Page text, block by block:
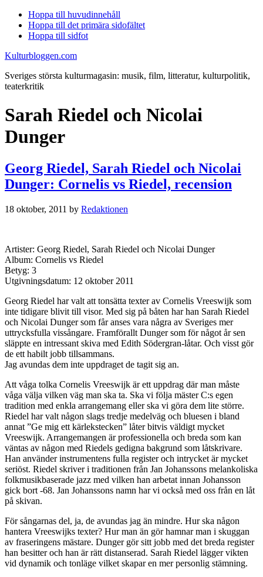
Hoppa till huvudinnehåll
Hoppa till det primära sidofältet
Hoppa till sidfot
Kulturbloggen.com
Sveriges största kulturmagasin: musik, film, litteratur, kulturpolitik,
teaterkritik
Sarah Riedel och Nicolai
Dunger
Georg Riedel, Sarah Riedel och Nicolai
Dunger: Cornelis vs Riedel, recension
18 oktober, 2011 by Redaktionen
Artister: Georg Riedel, Sarah Riedel och Nicolai Dunger
Album: Cornelis vs Riedel
Betyg: 3
Utgivningsdatum: 12 oktober 2011
Georg Riedel har valt att tonsätta texter av Cornelis Vreeswijk som
inte tidigare blivit till visor. Med sig på båten har han Sarah Riedel
och Nicolai Dunger som får anses vara några av Sveriges mer
uttrycksfulla vissångare. Framförallt Dunger som för något år sen
släppte en intressant skiva med Edith Södergran-låtar. Och visst gör
de ett habilt jobb tillsammans.
Jag avundas dem inte uppdraget de tagit sig an.
Att våga tolka Cornelis Vreeswijk är ett uppdrag där man måste
våga välja vilken väg man ska ta. Ska vi följa mäster C:s egen
tradition med enkla arrangemang eller ska vi göra dem lite större.
Riedel har valt någon slags tredje medelväg och bluesen i bland
annat ”Ge mig ett kärlekstecken” låter bitvis väldigt mycket
Vreeswijk. Arrangemangen är professionella och breda som kan
väntas av någon med Riedels gedigna bakgrund som låtskrivare.
Han använder instrumentens fulla register och intrycket är mycket
seriöst. Riedel skriver i traditionen från Jan Johanssons melankoliska
folkmusikbaserade jazz med vilken han arbetat innan Johansson
gick bort -68. Jan Johanssons namn har vi också med oss från en låt
på skivan.
För sångarnas del, ja, de avundas jag än mindre. Hur ska någon
hantera Vreeswijks texter? Hur man än gör hamnar man i skuggan
av fraseringens mästare. Dunger gör sitt jobb med det breda register
han besitter och han är rätt distanserad. Sarah Riedel lägger vikten
vid dynamik och tonläge vilket skapar en mer personlig stämning.